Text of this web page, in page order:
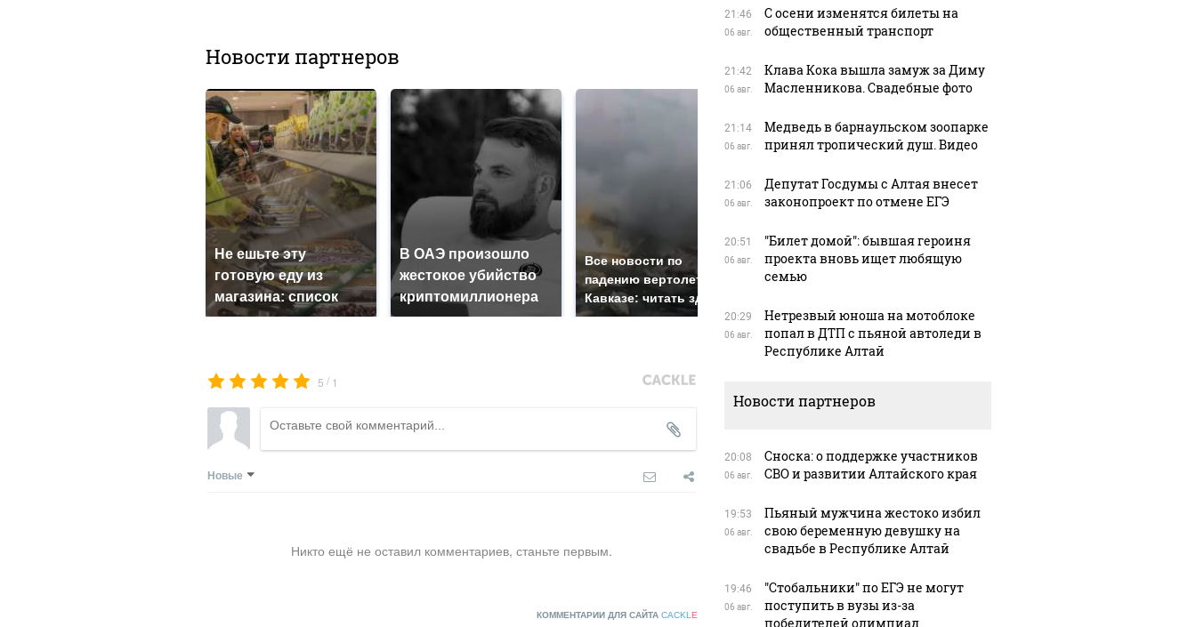
Новости партнеров
Не ешьте эту
готовую еду из
магазина: список
В ОАЭ произошло
жестокое убийство
криптомиллионера
Все новости по
падению вертолета на
Кавказе: читать здесь
Таких событий не
было с 1945: чего
В магазинах России
5 / 1
Новые
Никто ещё не оставил комментариев, станьте первым.
КОММЕНТАРИИ ДЛЯ САЙТА CACKL E
21:46
06 авг.
С осени изменятся билеты на
общественный транспорт
21:42
06 авг.
Клава Кока вышла замуж за Диму
Масленникова. Свадебные фото
21:14
06 авг.
Медведь в барнаульском зоопарке
принял тропический душ. Видео
21:06
06 авг.
Депутат Госдумы с Алтая внесет
законопроект по отмене ЕГЭ
20:51
06 авг.
"Билет домой": бывшая героиня
проекта вновь ищет любящую
семью
20:29
06 авг.
Нетрезвый юноша на мотоблоке
попал в ДТП с пьяной автоледи в
Республике Алтай
Новости партнеров
20:08
06 авг.
Сноска: о поддержке участников
СВО и развитии Алтайского края
19:53
06 авг.
Пьяный мужчина жестоко избил
свою беременную девушку на
свадьбе в Республике Алтай
19:46
06 авг.
"Стобальники" по ЕГЭ не могут
поступить в вузы из-за
победителей олимпиад